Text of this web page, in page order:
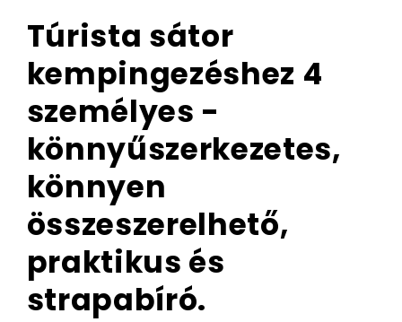
Túrista sátor
kempingezéshez 4
személyes -
könnyűszerkezetes,
könnyen
összeszerelhető,
praktikus és
strapabíró.